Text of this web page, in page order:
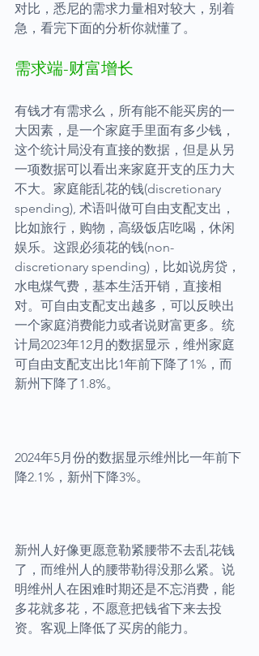
对比，悉尼的需求力量相对较大，别着
急，看完下面的分析你就懂了。
需求端-财富增长
有钱才有需求么，所有能不能买房的一
大因素，是一个家庭手里面有多少钱，
这个统计局没有直接的数据，但是从另
一项数据可以看出来家庭开支的压力大
不大。家庭能乱花的钱(discretionary
spending), 术语叫做可自由支配支出，
比如旅行，购物，高级饭店吃喝，休闲
娱乐。这跟必须花的钱(non-
discretionary spending)，比如说房贷，
水电煤气费，基本生活开销，直接相
对。可自由支配支出越多，可以反映出
一个家庭消费能力或者说财富更多。统
计局2023年12月的数据显示，维州家庭
可自由支配支出比1年前下降了1%，而
新州下降了1.8%。
2024年5月份的数据显示维州比一年前下
降2.1%，新州下降3%。
新州人好像更愿意勒紧腰带不去乱花钱
了，而维州人的腰带勒得没那么紧。说
明维州人在困难时期还是不忘消费，能
多花就多花，不愿意把钱省下来去投
资。客观上降低了买房的能力。